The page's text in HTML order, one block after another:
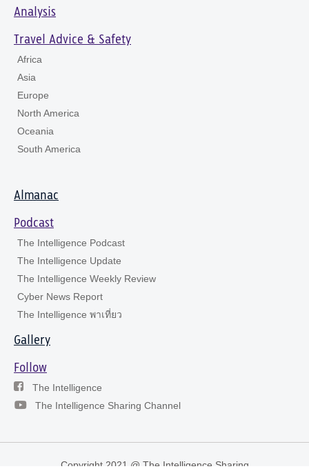
Analysis
Travel Advice & Safety
Africa
Asia
Europe
North America
Oceania
South America
Almanac
Podcast
The Intelligence Podcast
The Intelligence Update
The Intelligence Weekly Review
Cyber News Report
The Intelligence พาเที่ยว
Gallery
Follow
The Intelligence
The Intelligence Sharing Channel
Copyright 2021 @ The Intelligence Sharing